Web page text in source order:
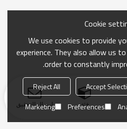
فئة ارسال التحقيق
Cookie
We use cookies to provide
experience. They also allow us
order to constantly
Accept
Reject All
Preferences
Marketing